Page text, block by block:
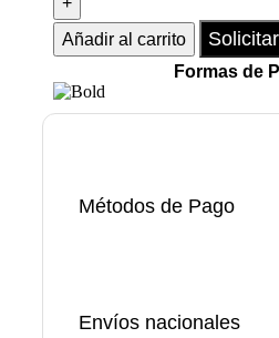
Añadir al carrito
Formas de
Métodos de Pago
Envíos nacionales